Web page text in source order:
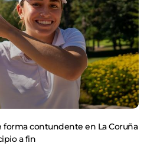
forma contundente en La Coruña
a fin